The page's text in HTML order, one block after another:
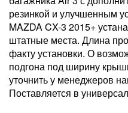
резинкой и улучшенным
MAZDA CX-3 2015+
штатные места. Длина
факту установки. О
подгона под ширину
уточнить у менеджеров
Поставляется в